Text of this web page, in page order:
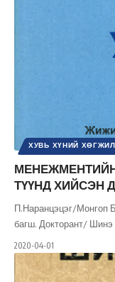
ХУВЬ ХҮНИЙ ХӨГЖИЛ
ТҮҮНД ХИЙСЭН
П.Наранцэцэг/Монгоп
багш. Докторант/
2020-04-01